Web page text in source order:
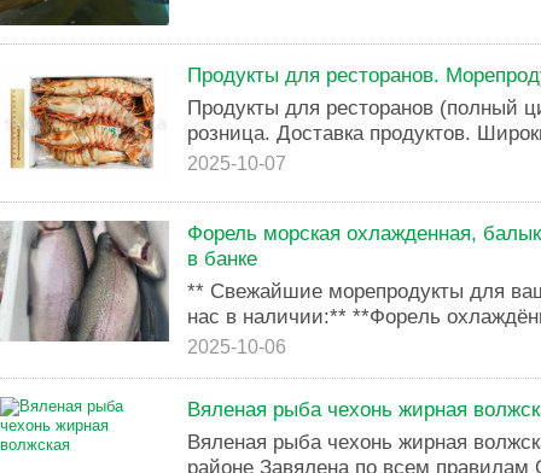
Продукты для ресторанов.
Продукты для ресторанов (полный
розница. Доставка продуктов.
2025-10-07
Форель морская охлажденная,
в банке
** Cвeжaйшиe мopeпродукты для
наc в наличии:** **Фopeль
2025-10-06
Вяленая рыба чехонь жирная
Вяленая рыба чехонь жирная
районе Завялена по всем